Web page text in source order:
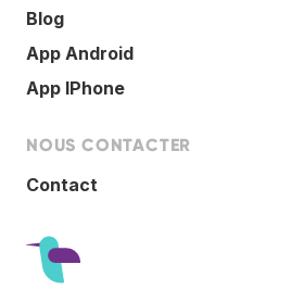
Blog
App Android
App IPhone
NOUS CONTACTER
Contact